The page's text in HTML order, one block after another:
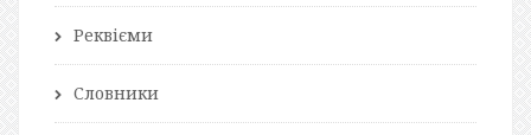
Реквієми
Словники